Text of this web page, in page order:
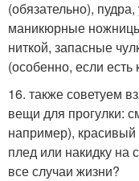
(обязательно),
маникюрные
ниткой, запасные
(особенно, если
16. также советуем
вещи для прогулки:
например), красивый
плед или накидку на
все случаи жизни?